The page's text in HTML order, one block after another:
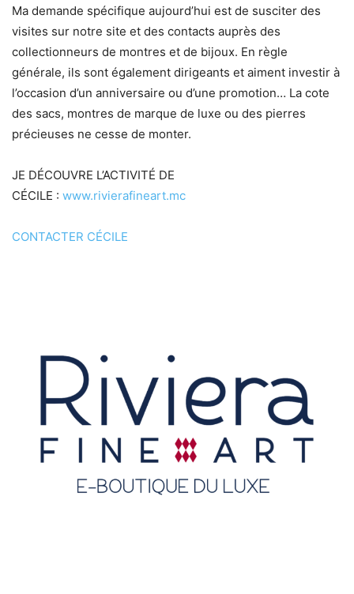
Ma demande spécifique aujourd’hui est de susciter des
visites sur notre site et des contacts auprès des
collectionneurs de montres et de bijoux. En règle
générale, ils sont également dirigeants et aiment investir à
l’occasion d’un anniversaire ou d’une promotion… La cote
des sacs, montres de marque de luxe ou des pierres
précieuses ne cesse de monter.
JE DÉCOUVRE L’ACTIVITÉ DE
CÉCILE : www.rivierafineart.mc
CONTACTER CÉCILE